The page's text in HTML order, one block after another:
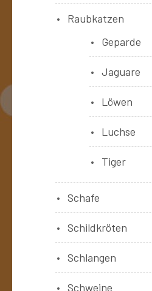
Raubkatzen
Geparde
Jaguare
Löwen
Luchse
Tiger
Schafe
Schildkröten
Schlangen
Schweine